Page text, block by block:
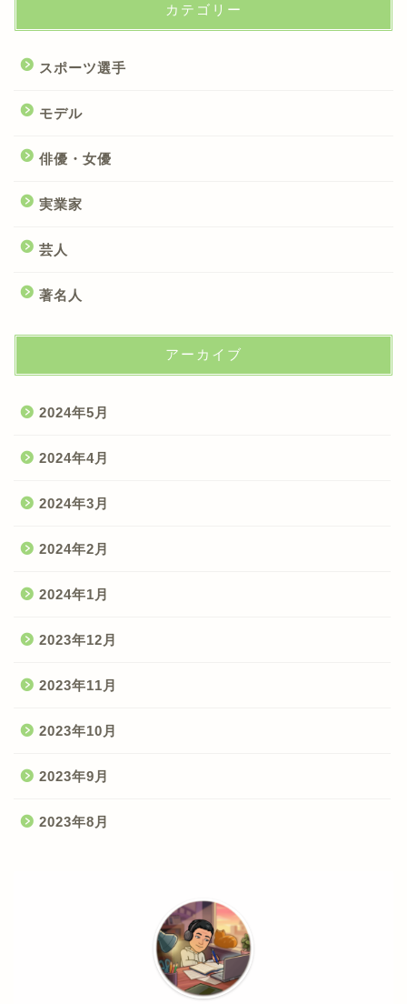
カテゴリー
スポーツ選手
モデル
俳優・女優
実業家
芸人
著名人
アーカイブ
2024年5月
2024年4月
2024年3月
2024年2月
2024年1月
2023年12月
2023年11月
2023年10月
2023年9月
2023年8月